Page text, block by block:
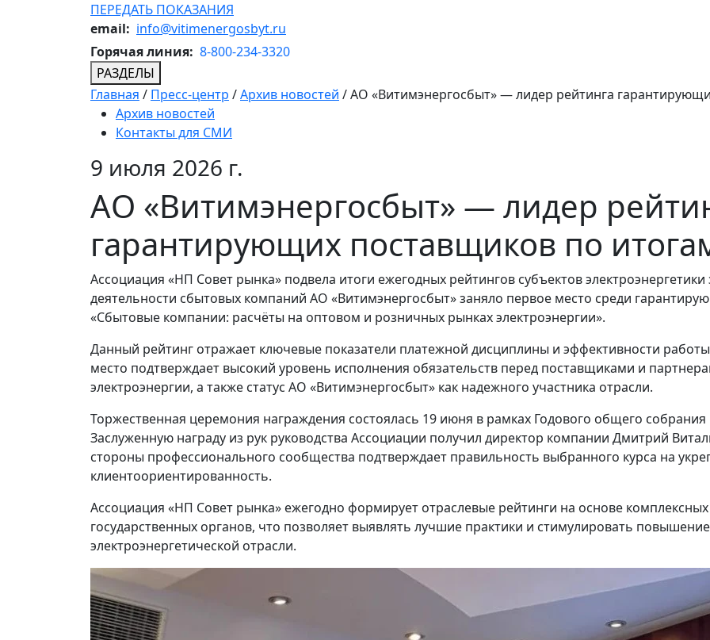
ПЕРЕДАТЬ ПОКАЗАНИЯ
email: info@vitimenergosbyt.ru
Горячая линия: 8-800-234-3320
РАЗДЕЛЫ
Главная / Пресс-центр /Архив новостей /АО «Витимэнергосбыт» — лидер рейтинга
Архив новостей
Контакты для СМИ
9 июля 2026 г.
АО «Витимэнергосбыт» — лидер
гарантирующих поставщиков по
Ассоциация «НП Совет рынка» подвела итоги ежегодных рейтингов субъектов электроэнергетики
деятельности сбытовых компаний АО «Витимэнергосбыт» заняло первое место среди
«Сбытовые компании: расчёты на оптовом и розничных рынках электроэнергии».
Данный рейтинг отражает ключевые показатели платежной дисциплины и эффективности
место подтверждает высокий уровень исполнения обязательств перед поставщиками и
электроэнергии, а также статус АО «Витимэнергосбыт» как надежного участника отрасли.
Торжественная церемония награждения состоялась 19 июня в рамках Годового общего
Заслуженную награду из рук руководства Ассоциации получил директор компании Дмитрий
стороны профессионального сообщества подтверждает правильность выбранного курса на
клиентоориентированность.
Ассоциация «НП Совет рынка» ежегодно формирует отраслевые рейтинги на основе
государственных органов, что позволяет выявлять лучшие практики и стимулировать
электроэнергетической отрасли.